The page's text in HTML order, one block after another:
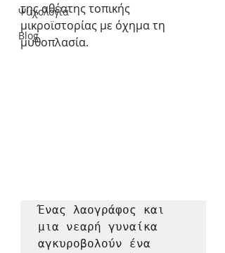
Ψυχολογία
Blog
της αθέατης τοπικής
μικροϊστορίας με όχημα τη
μυθοπλασία.
Ένας λαογράφος και
μια νεαρή γυναίκα
αγκυροβολούν ένα